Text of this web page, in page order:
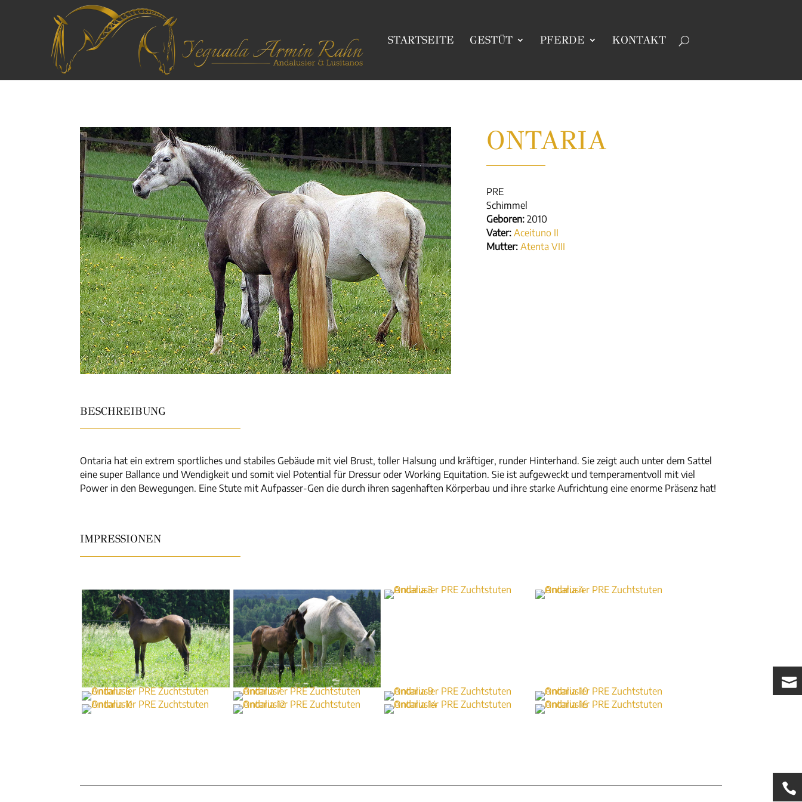
STARTSEITE GESTÜT PFERDE KONTAKT
ONTARIA
PRE
Schimmel
Geboren:2010
Vater: Aceituno II
Mutter: Atenta VIII
BESCHREIBUNG
Ontaria hat ein extrem sportliches und stabiles Gebäude mit viel Brust, toller Halsung und kräftiger, runder Hinterhand. Sie zeigt auch unter dem Sattel
eine super Ballance und Wendigkeit und somit viel Potential für Dressur oder Working Equitation. Sie ist aufgeweckt und temperamentvoll mit viel
Power in den Bewegungen. Eine Stute mit Aufpasser-Gen die durch ihren sagenhaften Körperbau und ihre starke Aufrichtung eine enorme Präsenz hat!
IMPRESSIONEN